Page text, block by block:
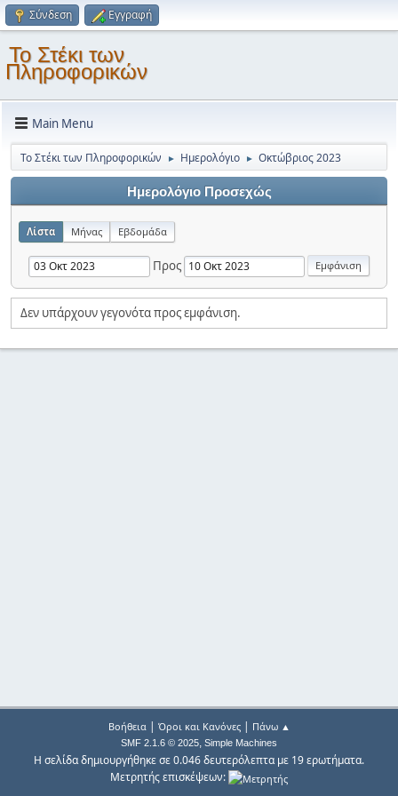
Σύνδεση Εγγραφή
Το Στέκι των
Πληροφορικών
Main Menu
Το Στέκι των Πληροφορικών ► Ημερολόγιο ► Οκτώβριος 2023
Ημερολόγιο Προσεχώς
Λίστα Μήνας Εβδομάδα
Προς
Δεν υπάρχουν γεγονότα προς εμφάνιση.
Βοήθεια| Όροι και Κανόνες| Πάνω ▲
SMF 2.1.6 © 2025, Simple Machines
Η σελίδα δημιουργήθηκε σε 0.046 δευτερόλεπτα με 19 ερωτήματα.
Μετρητής επισκέψεων: